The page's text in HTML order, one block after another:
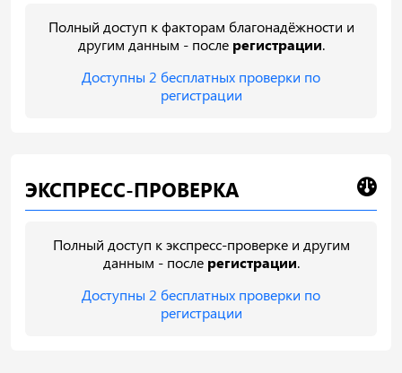
Полный доступ к факторам благонадёжности и
другим данным - после регистрации.
Доступны 2 бесплатных проверки по
регистрации
ЭКСПРЕСС-ПРОВЕРКА
Полный доступ к экспресс-проверке и другим
данным - после регистрации.
Доступны 2 бесплатных проверки по
регистрации